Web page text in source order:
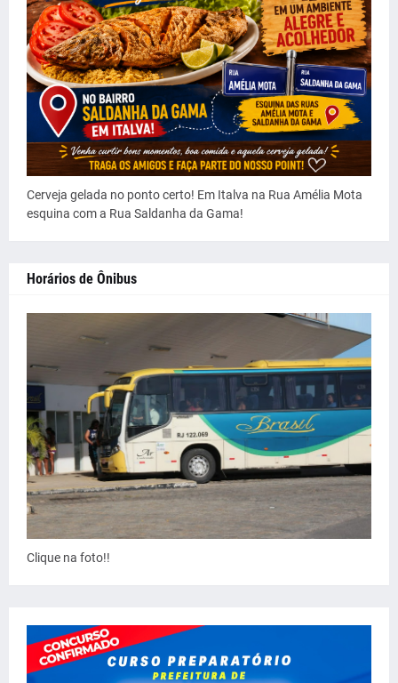
Cerveja gelada no ponto certo! Em Italva na Rua Amélia Mota
esquina com a Rua Saldanha da Gama!
Horários de Ônibus
Clique na foto!!